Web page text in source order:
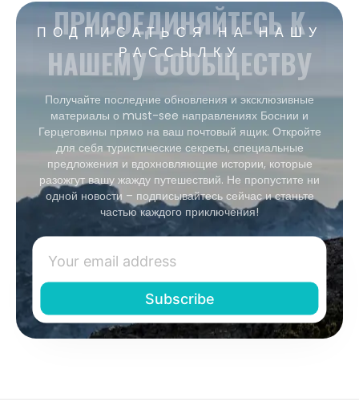
ПОДПИСАТЬСЯ НА НАШУ
РАССЫЛКУ
ПРИСОЕДИНЯЙТЕСЬ К
НАШЕМУ СООБЩЕСТВУ
Получайте последние обновления и эксклюзивные
материалы о must-see направлениях Боснии и
Герцеговины прямо на ваш почтовый ящик. Откройте
для себя туристические секреты, специальные
предложения и вдохновляющие истории, которые
разожгут вашу жажду путешествий. Не пропустите ни
одной новости – подписывайтесь сейчас и станьте
частью каждого приключения!